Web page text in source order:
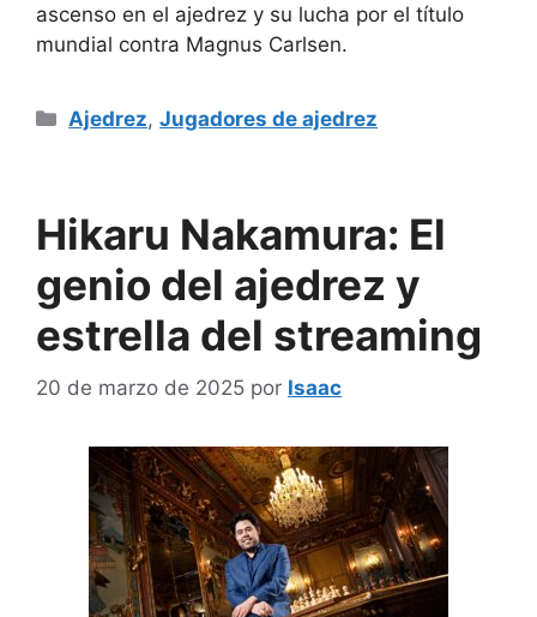
ascenso en el ajedrez y su lucha por el título
mundial contra Magnus Carlsen.
Categorías
Ajedrez,Jugadores de ajedrez
Hikaru Nakamura: El
genio del ajedrez y
estrella del streaming
20 de marzo de 2025 por Isaac